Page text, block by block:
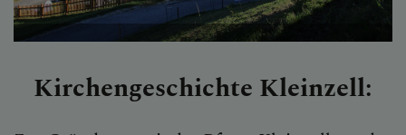
Kirchengeschichte Kleinzell: